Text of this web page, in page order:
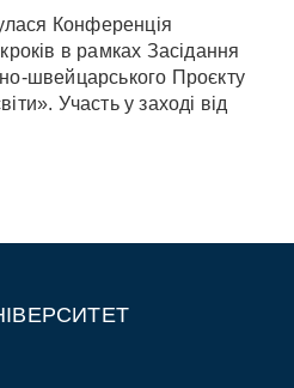
Конференція
в рамках Засідання
швейцарського Проєкту
Участь у заході від